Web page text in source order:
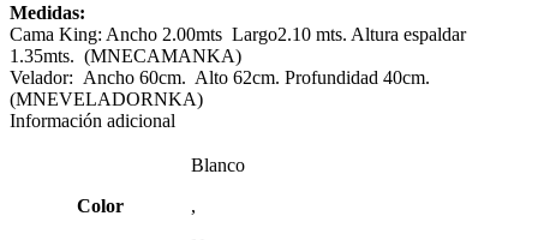
Medidas:
Cama King: Ancho 2.00mts Largo2.10 mts. Altura espaldar
1.35mts. (MNECAMANKA)
Velador: Ancho 60cm. Alto 62cm. Profundidad 40cm.
(MNEVELADORNKA)
Información adicional
Color
Blanco
,